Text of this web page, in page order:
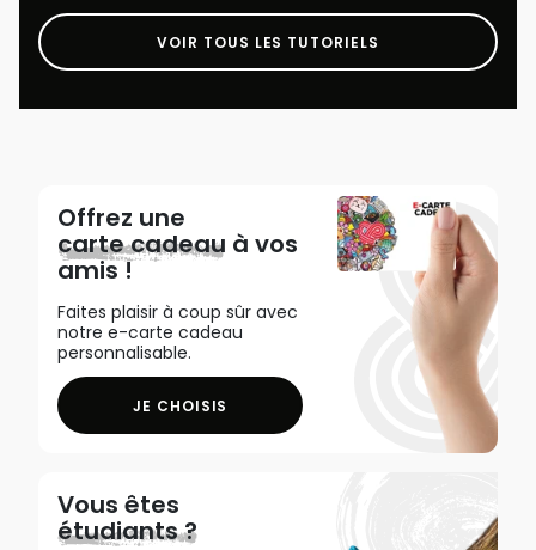
VOIR TOUS LES TUTORIELS
Offrez une
carte cadeau à vos
amis !
Faites plaisir à coup sûr avec
notre e-carte cadeau
personnalisable.
JE CHOISIS
Vous êtes
étudiants ?